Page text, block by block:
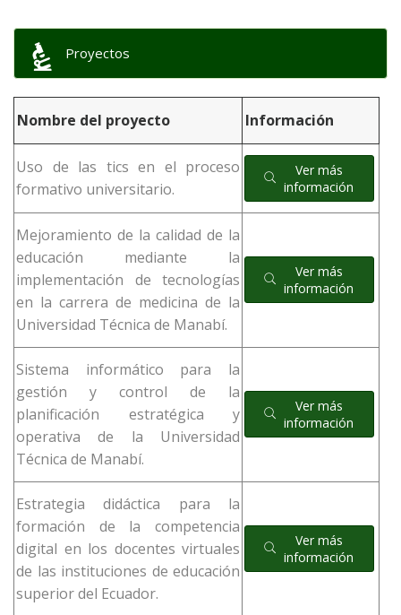
Proyectos
Nombre del proyecto Información
Uso de las tics en el proceso
formativo universitario.
Ver más
información
Mejoramiento de la calidad de la
educación mediante la
implementación de tecnologías
en la carrera de medicina de la
Universidad Técnica de Manabí.
Ver más
información
Sistema informático para la
gestión y control de la
planificación estratégica y
operativa de la Universidad
Técnica de Manabí.
Ver más
información
Estrategia didáctica para la
formación de la competencia
digital en los docentes virtuales
de las instituciones de educación
superior del Ecuador.
Ver más
información